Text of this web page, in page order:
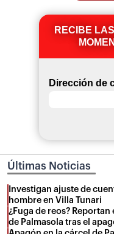
RECIBE
Dirección de
Últimas Noticias
Investigan ajuste de
hombre en Villa Tunari
¿Fuga de reos?
de Palmasola tras el